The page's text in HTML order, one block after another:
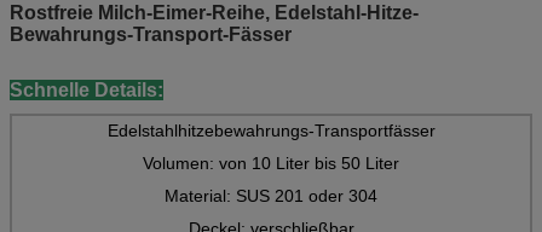
Rostfreie Milch-Eimer-Reihe, Edelstahl-Hitze-
Bewahrungs-Transport-Fässer
Schnelle Details:
Edelstahlhitzebewahrungs-Transportfässer
Volumen: von 10 Liter bis 50 Liter
Material: SUS 201 oder 304